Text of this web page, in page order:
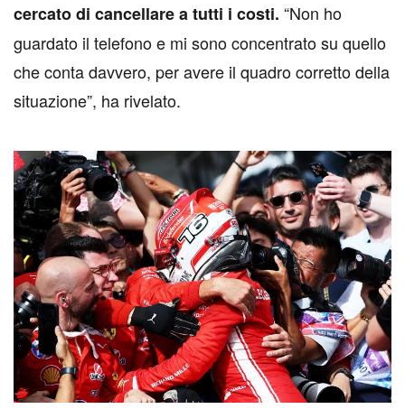
cercato di cancellare a tutti i costi. “Non ho
guardato il telefono e mi sono concentrato su quello
che conta davvero, per avere il quadro corretto della
situazione”, ha rivelato.